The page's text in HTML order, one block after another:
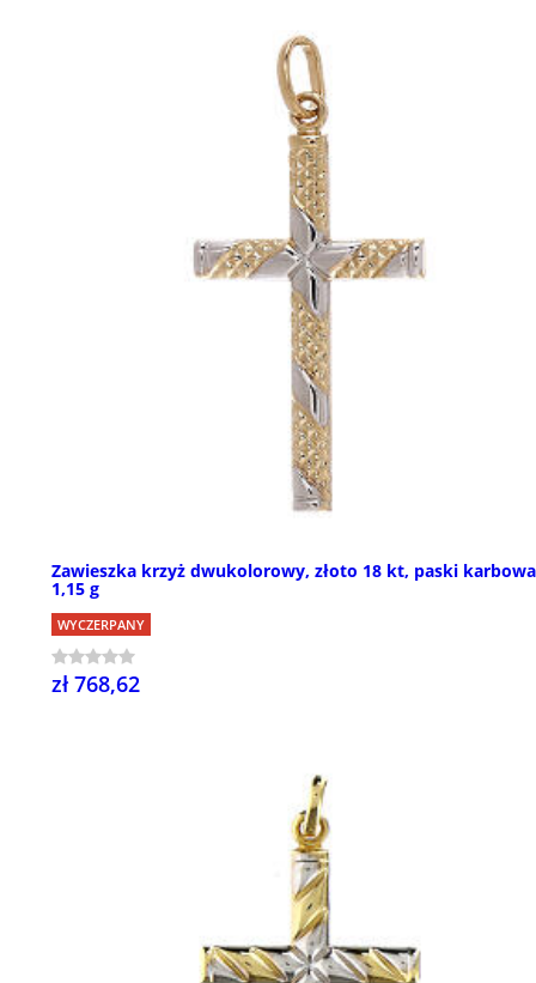
Zawieszka krzyż dwukolorowy, złoto 18 kt, paski
1,15 g
WYCZERPANY
zł 768,62